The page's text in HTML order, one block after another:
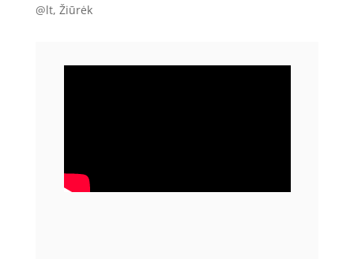
@lt, Žiūrėk